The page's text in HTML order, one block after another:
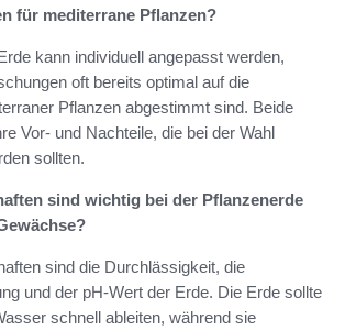
für mediterrane Pflanzen?
kann individuell angepasst werden,
oft bereits optimal auf die
Pflanzen abgestimmt sind. Beide
Vor- und Nachteile, die bei der Wahl
sollten.
sind wichtig bei der Pflanzenerde
sind die Durchlässigkeit, die
und der pH-Wert der Erde. Die Erde sollte
schnell ableiten, während sie